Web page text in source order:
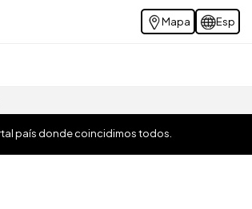
Mapa Esp
país donde coincidimos todos.